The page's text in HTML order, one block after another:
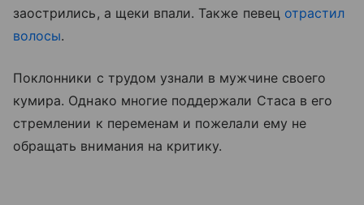
заострились, а щеки впали. Также певец отрастил
волосы.
Поклонники с трудом узнали в мужчине своего
кумира. Однако многие поддержали Стаса в его
стремлении к переменам и пожелали ему не
обращать внимания на критику.